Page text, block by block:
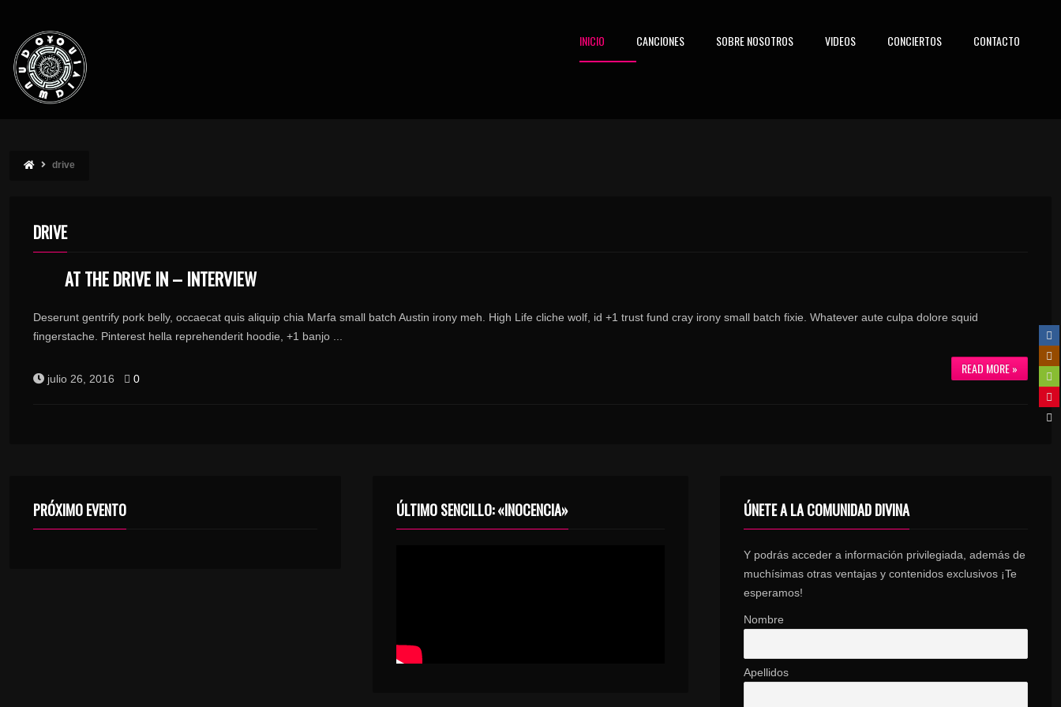
INICIO CANCIONES SOBRE NOSOTROS VIDEOS CONCIERTOS CONTACTO
drive
DRIVE
AT THE DRIVE IN – INTERVIEW
Deserunt gentrify pork belly, occaecat quis aliquip chia Marfa small batch Austin irony meh. High Life cliche wolf, id +1 trust fund cray irony small batch fixie. Whatever aute culpa dolore squid
fingerstache. Pinterest hella reprehenderit hoodie, +1 banjo ...
READ MORE »
julio 26, 2016 0
PRÓXIMO EVENTO ÚLTIMO SENCILLO: «INOCENCIA» ÚNETE A LA COMUNIDAD DIVINA
Y podrás acceder a información privilegiada, además de
muchísimas otras ventajas y contenidos exclusivos ¡Te
esperamos!
Nombre
Apellidos